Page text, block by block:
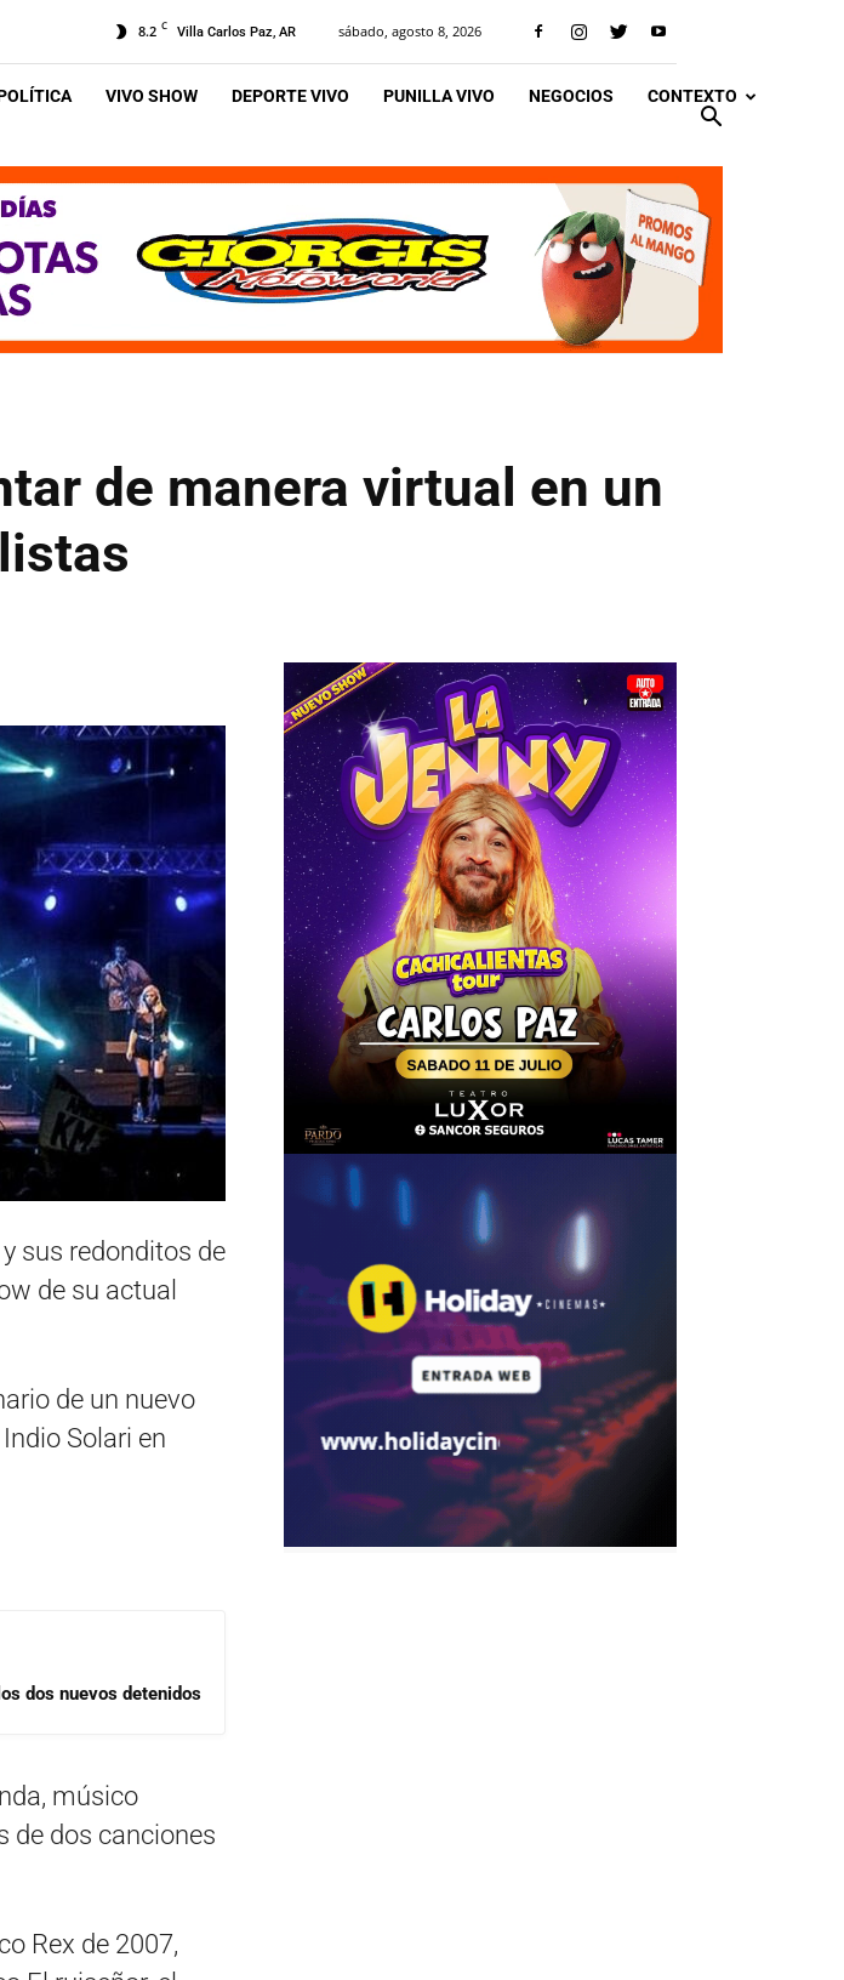
8.2 C Villa Carlos Paz, AR sábado, agosto 8, 2026
VIVO SHOW DEPORTE VIVO PUNILLA VIVO NEGOCIOS CONTEXTO
de manera virtual en un
sus redonditos de
de su actual
de un nuevo
Solari en
dos nuevos detenidos
músico
de dos canciones
Rex de 2007,